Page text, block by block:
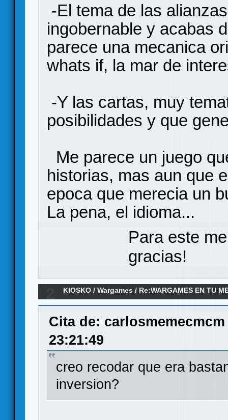
-El tema de las
ingobernable y acabas
parece una mecanica
whats if, la mar de
-Y las cartas, muy
posibilidades y que
Me parece un juego
historias, mas aun que
epoca que merecia un
La pena, el idioma...
Para este
gracias!
KIOSKO /Wargames / Re:WARGAMES EN TU
Cita de:
23:21:49
creo recodar que era
inversion?